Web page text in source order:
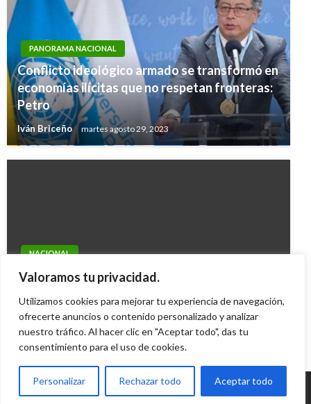
Valoramos tu privacidad.
Utilizamos cookies para mejorar tu experiencia de navegación,
ofrecerte anuncios o contenido personalizado y analizar
nuestro tráfico. Al hacer clic en "Aceptar todo", das tu
consentimiento para el uso de cookies.
Personalizar Rechazar todo Aceptar todo
PANORAMA NACIONAL
Conflicto ideológico armado se transformó en
economías ilícitas que no respetan fronteras:
Petro
Iván Briceño martes agosto 29, 2023
NACIONAL
Última encuesta: Cae imagen de Santos, pero
Ariel Cabrera viernes junio 8, 2012